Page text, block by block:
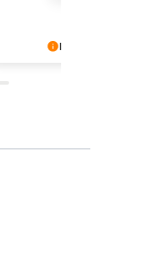
Komentarz sklepu